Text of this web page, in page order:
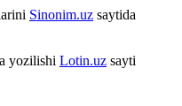
Sinonim.uz saytida
yozilishi Lotin.uz sayti